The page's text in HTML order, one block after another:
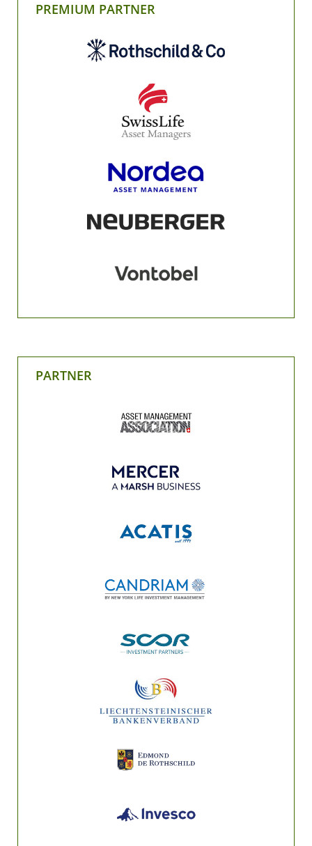
PREMIUM PARTNER
PARTNER